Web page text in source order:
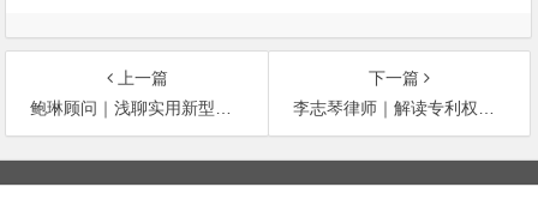
上一篇
鲍琳顾问｜浅聊实用新型专利申请
下一篇
李志琴律师｜解读专利权期限补偿：维护创新权益，规范申请要求
文
章